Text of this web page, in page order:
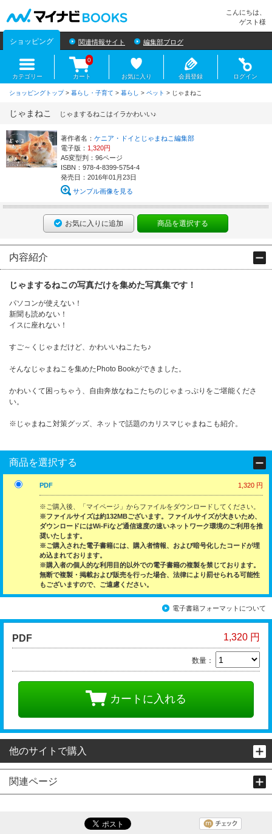
こんにちは、
ゲスト様
ショッピング 関連情報サイト 編集部ブログ
カテゴリー カート
0
お気に入り 会員登録 ログイン
ショッピングトップ> 暮らし・子育て > 暮らし > ペット > じゃまねこ
じゃまねこ じゃまするねこはイラかわいい♪
著作者名： ケニア・ドイとじゃまねこ編集部
電子版： 1,320円
A5変型判：96ページ
ISBN：978-4-8399-5754-4
発売日：2016年01月23日
サンプル画像を見る
お気に入りに追加 商品を選択する
内容紹介
じゃまするねこの写真だけを集めた写真集です！
パソコンが使えない！
新聞も読めない！
イスに座れない！
すご～くじゃまだけど、かわいいねこたち♪
そんなじゃまねこを集めたPhoto Bookができました。
かわいくて困っちゃう、自由奔放なねこたちのじゃまっぷりをご堪能くださ
い。
※じゃまねこ対策グッズ、ネットで話題のカリスマじゃまねこも紹介。
商品を選択する
PDF 1,320 円
※ご購入後、「マイページ」からファイルをダウンロードしてください。
※ファイルサイズは約132MBございます。ファイルサイズが大きいため、
ダウンロードにはWi-Fiなど通信速度の速いネットワーク環境のご利用を推
奨いたします。
※ご購入された電子書籍には、購入者情報、および暗号化したコードが埋
め込まれております。
※購入者の個人的な利用目的以外での電子書籍の複製を禁じております。
無断で複製・掲載および販売を行った場合、法律により罰せられる可能性
もございますので、ご遠慮ください。
電子書籍フォーマットについて
PDF 1,320 円
数量：
カートに入れる
他のサイトで購入
関連ページ